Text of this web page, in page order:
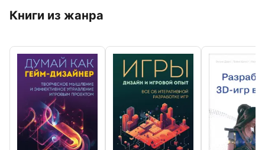
Книги из жанра